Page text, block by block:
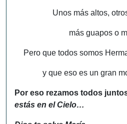
Unos más altos,
más guapos o
Pero que todos somos
y que eso es un gran
Por eso rezamos todos
estás en el Cielo…